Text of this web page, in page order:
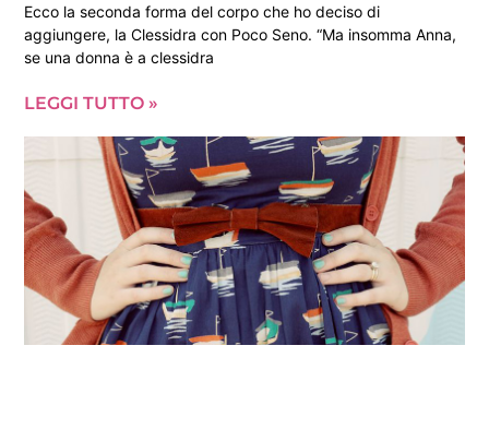
Ecco la seconda forma del corpo che ho deciso di
aggiungere, la Clessidra con Poco Seno. “Ma insomma Anna,
se una donna è a clessidra
LEGGI TUTTO »